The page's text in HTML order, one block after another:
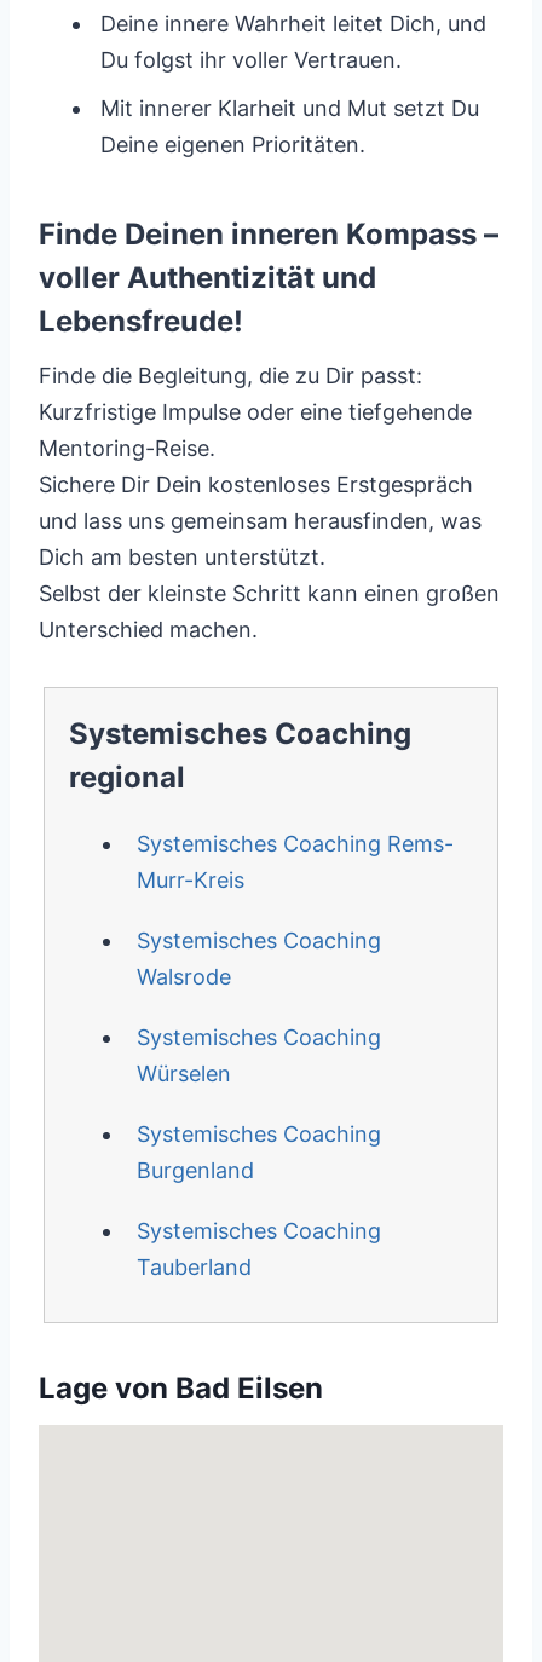
Deine innere Wahrheit leitet Dich, und
Du folgst ihr voller Vertrauen.
Mit innerer Klarheit und Mut setzt Du
Deine eigenen Prioritäten.
Finde Deinen inneren Kompass –
voller Authentizität und
Lebensfreude!
Finde die Begleitung, die zu Dir passt:
Kurzfristige Impulse oder eine tiefgehende
Mentoring-Reise.
Sichere Dir Dein kostenloses Erstgespräch
und lass uns gemeinsam herausfinden, was
Dich am besten unterstützt.
Selbst der kleinste Schritt kann einen großen
Unterschied machen.
Systemisches Coaching
regional
Systemisches Coaching Rems-
Murr-Kreis
Systemisches Coaching
Walsrode
Systemisches Coaching
Würselen
Systemisches Coaching
Burgenland
Systemisches Coaching
Tauberland
Lage von Bad Eilsen